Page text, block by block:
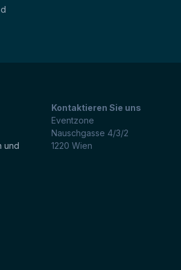
und
Kontaktieren Sie uns
Eventzone
Nauschgasse 4/3/2
1220 Wien